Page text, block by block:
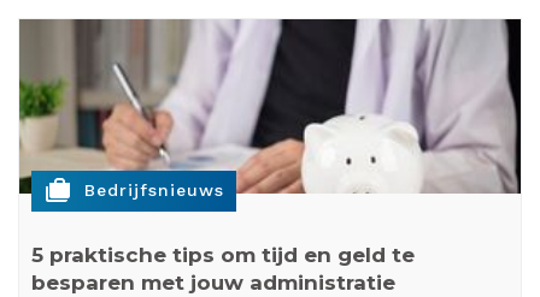
cases Bedrijfsnieuws
5 praktische tips om tijd en geld te
besparen met jouw administratie